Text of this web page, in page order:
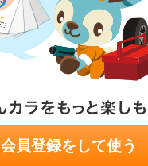
501AG080)
レガシィツーリングワゴン
dorachansさん
21
YOKOHAMA
RZⅡ
会員登録をして使う